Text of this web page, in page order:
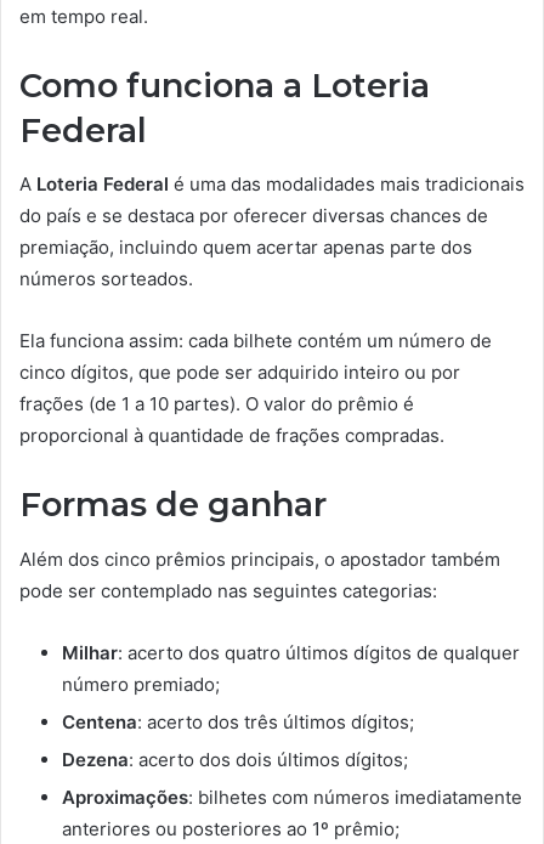
em tempo real.
Como funciona a Loteria
Federal
A Loteria Federal é uma das modalidades mais tradicionais
do país e se destaca por oferecer diversas chances de
premiação, incluindo quem acertar apenas parte dos
números sorteados.
Ela funciona assim: cada bilhete contém um número de
cinco dígitos, que pode ser adquirido inteiro ou por
frações (de 1 a 10 partes). O valor do prêmio é
proporcional à quantidade de frações compradas.
Formas de ganhar
Além dos cinco prêmios principais, o apostador também
pode ser contemplado nas seguintes categorias:
Milhar: acerto dos quatro últimos dígitos de qualquer
número premiado;
Centena: acerto dos três últimos dígitos;
Dezena: acerto dos dois últimos dígitos;
Aproximações: bilhetes com números imediatamente
anteriores ou posteriores ao 1º prêmio;